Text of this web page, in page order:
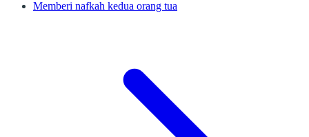
Memberi nafkah kedua orang tua